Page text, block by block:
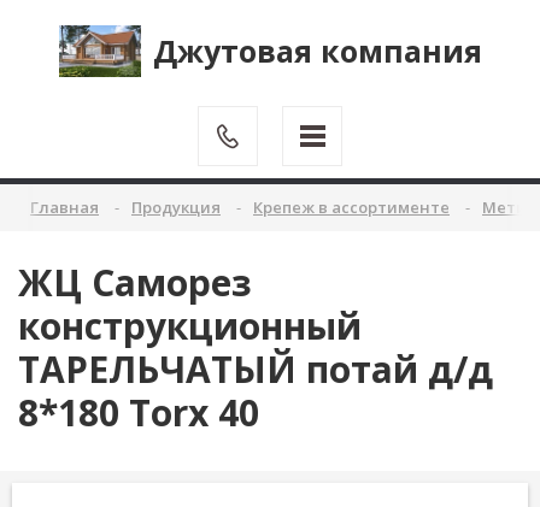
Джутовая компания
Главная Продукция Крепеж в ассортименте
ЖЦ Саморез
конструкционный
ТАРЕЛЬЧАТЫЙ потай д/д
8*180 Тorx 40